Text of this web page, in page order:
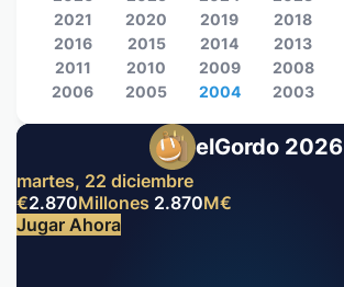
elGordo 2026
martes, 22 diciembre
€2.870Millones 2.870M€
Jugar Ahora
2021
2020 2019 2018
2016
2015 2014 2013
2011
2010 2009 2008
2006
2005 2004 2003